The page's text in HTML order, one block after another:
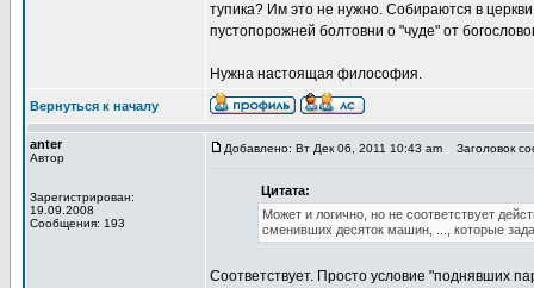
тупика? Им это не нужно. Собираются в
пустопорожней болтовни о "чуде" от
Нужна настоящая философия.
Вернуться к началу
anter
Автор
Зарегистрирован:
19.09.2008
Сообщения: 193
Добавлено: Вт Дек 06, 2011 10:43 am Заголовок
Цитата:
Может и логично, но не соответствует
сменивших десяток машин, ..., которые
Соответствует. Просто условие "поднявших